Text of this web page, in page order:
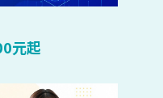
元起